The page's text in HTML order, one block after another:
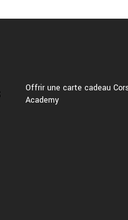
Offrir une carte cadeau
Academy